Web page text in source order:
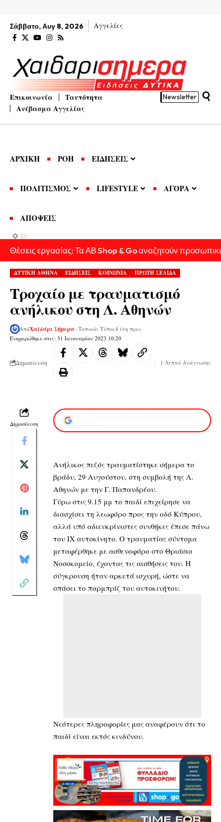
Σάββατο, Αυγ 8, 2026 Αγγελίες
Επικοινωνία
Ταυτότητα
Ανέβασμα Αγγελίας
Newsletter
ΑΡΧΙΚΗ ΡΟΗ ΕΙΔΗΣΕΙΣ
ΠΟΛΙΤΙΣΜΟΣ LIFESTYLE ΑΓΟΡΑ
ΑΠΟΨΕΙΣ
Θέσεις εργασίας: Τα ΑΒ Shop & Go αναζητούν
ΔΥΤΙΚΗ ΑΘΗΝΑ ΕΙΔΗΣΕΙΣ ΚΟΙΝΩΝΙΑ ΠΡΩΤΗ ΣΕΛΙΔΑ
Τροχαίο με τραυματισμό
ανήλικου στη Λ. Αθηνών
Ενημερώθηκε στις: 31 Ιανουαρίου 2023 10:20
ΑπόΧαϊδάρι Σήμερα- Τοπικός Τύπος4 έτη πριν
Δημοσίευση 1 Λεπτά Ανάγνωσης
Δημοσίευση
Ανήλικος πεζός τραυματίστηκε σήμερα το
βράδυ, 29 Αυγούστου, στη συμβολή της Λ.
Αθηνών με την Γ. Παπανδρέου.
Γύρω στις 9.15 μμ το παιδί επιχείρησε να
διασχίσει τη λεωφόρο προς την οδό Κύπρου,
αλλά υπό αδιευκρίνιστες συνθήκες έπεσε πάνω
του ΙΧ αυτοκίνητο. Ο τραυματίας σύντομα
μεταφέρθηκε με ασθενοφόρο στο Θριάσιο
Νοσοκομείο, έχοντας τις αισθήσεις του. Η
σύγκρουση ήταν αρκετά ισχυρή, ώστε να
σπάσει το παρμπρίζ του αυτοκινήτου.
Νεότερες πληροφορίες μας αναφέρουν ότι το
παιδί είναι εκτός κινδύνου.